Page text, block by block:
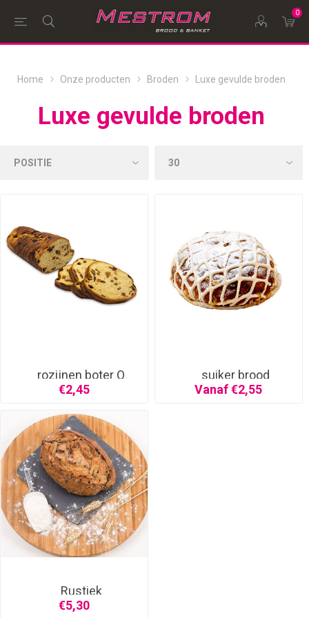
0
Home Onze producten Broden Luxe gevulde broden
Luxe gevulde broden
rozijnen boter O
€2,45
suiker brood
Vanaf €2,55
Rustiek
noten/vruchten
€5,30